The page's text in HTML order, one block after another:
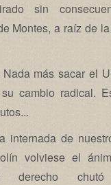
sin
Montes, a raíz de
más sacar el
cambio radical.
internada de
volviese el
derecho